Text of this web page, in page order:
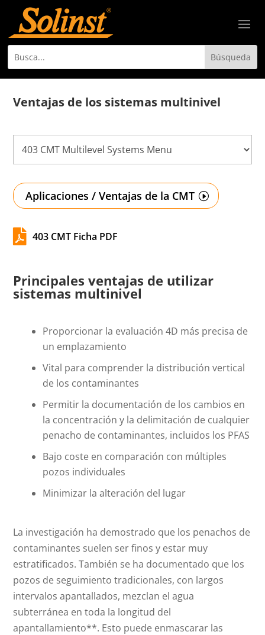
Ventajas de los sistemas multinivel
Aplicaciones / Ventajas de la CMT
 403 CMT Ficha PDF
Principales ventajas de utilizar
sistemas multinivel
Proporcionar la evaluación 4D más precisa de
un emplazamiento
Vital para comprender la distribución vertical
de los contaminantes
Permitir la documentación de los cambios en
la concentración y la delimitación de cualquier
penacho de contaminantes, incluidos los PFAS
Bajo coste en comparación con múltiples
pozos individuales
Minimizar la alteración del lugar
La investigación ha demostrado que los penachos de
contaminantes suelen ser finos y estar muy
estratificados. También se ha documentado que los
pozos de seguimiento tradicionales, con largos
intervalos apantallados, mezclan el agua
subterránea en toda la longitud del
apantallamiento**. Esto puede enmascarar las